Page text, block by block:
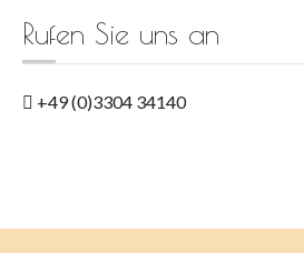
Rufen Sie uns an
+49 (0)3304 34140